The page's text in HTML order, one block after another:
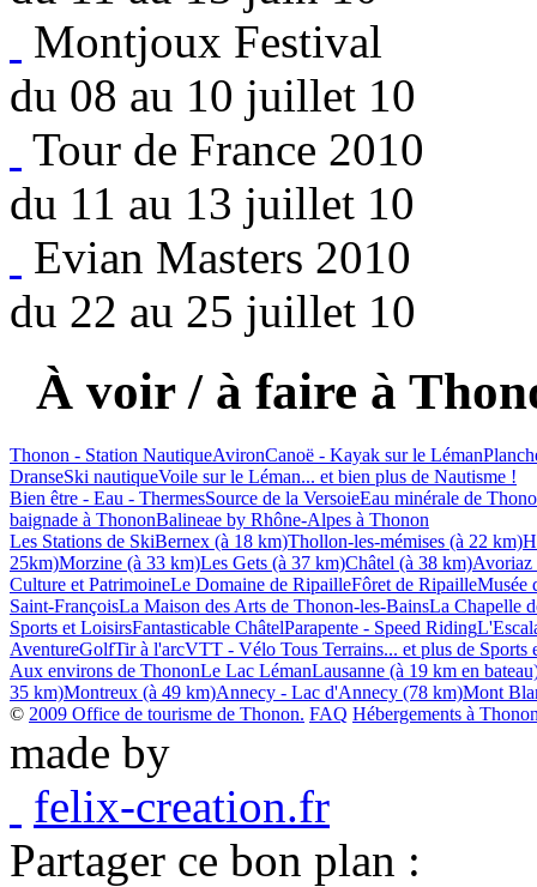
Montjoux Festival
du 08 au 10 juillet 10
Tour de France 2010
du 11 au 13 juillet 10
Evian Masters 2010
du 22 au 25 juillet 10
À voir / à faire à
Thonon - Station NautiqueAvironCanoë - Kayak sur le Léman
DranseSki nautiqueVoile sur le Léman... et bien plus de Nautisme !
Bien être - Eau - ThermesSource de la VersoieEau minérale de
baignade à ThononBalineae by Rhône-Alpes à Thonon
Les Stations de SkiBernex (à 18 km)Thollon-les-mémises (à 22 km)
25km)Morzine (à 33 km)Les Gets (à 37 km)Châtel (à 38 km)Avoriaz
Culture et PatrimoineLe Domaine de RipailleFôret de RipailleMusée
Saint-FrançoisLa Maison des Arts de Thonon-les-BainsLa Chapelle
Sports et LoisirsFantasticable ChâtelParapente - Speed Riding
AventureGolfTir à l'arcVTT - Vélo Tous Terrains... et plus de Sports
Aux environs de ThononLe Lac LémanLausanne (à 19 km en
35 km)Montreux (à 49 km)Annecy - Lac d'Annecy (78 km)Mont
© 2009 Office de tourisme de Thonon. FAQ Hébergements à
made by
felix-creation.fr
Partager ce bon plan :